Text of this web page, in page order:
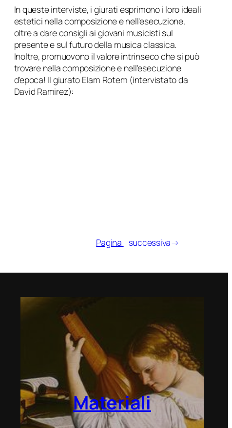
In queste interviste, i giurati esprimono i loro ideali
estetici nella composizione e nell'esecuzione,
oltre a dare consigli ai giovani musicisti sul
presente e sul futuro della musica classica.
Inoltre, promuovono il valore intrinseco che si può
trovare nella composizione e nell'esecuzione
d'epoca! Il giurato Elam Rotem (intervistato da
David Ramirez):
Pagina successiva→
Materiali